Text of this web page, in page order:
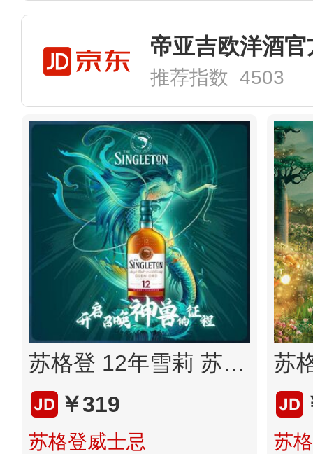
帝亚吉欧洋酒
推荐指数 4503
苏格登 12年雪莉 苏格兰 高地产区 单一麦芽 威士忌 洋酒700ml 送礼年货
￥319
苏格登威士忌 苏